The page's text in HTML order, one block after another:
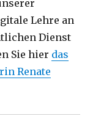
Lehre an
Dienst
Sie hier das
Renate